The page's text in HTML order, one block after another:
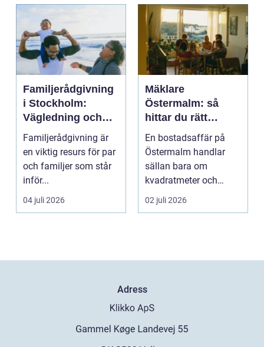
Familjerådgivning
i Stockholm:
Vägledning och
stöd för relationer
i kris
Familjerådgivning är
en viktig resurs för par
och familjer som står
inför...
04 juli 2026
Mäklare
Östermalm: så
hittar du rätt
partner för din
bostadsaffär
En bostadsaffär på
Östermalm handlar
sällan bara om
kvadratmeter och
adress. Om...
02 juli 2026
Adress